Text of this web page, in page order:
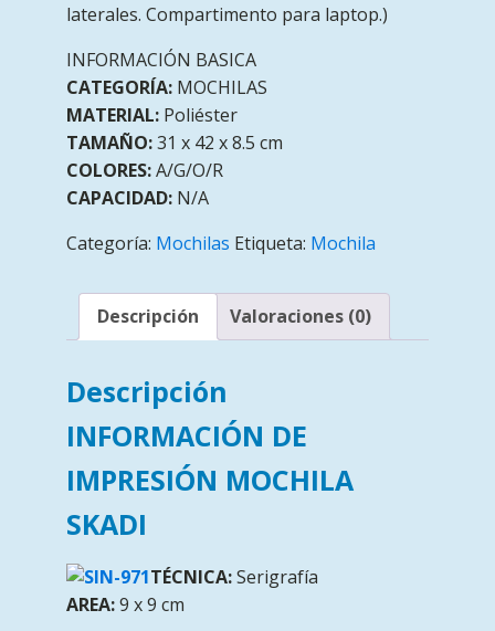
laterales. Compartimento para laptop.)
INFORMACIÓN BASICA
CATEGORÍA: MOCHILAS
MATERIAL: Poliéster
TAMAÑO:31 x 42 x 8.5 cm
COLORES:A/G/O/R
CAPACIDAD: N/A
Categoría: Mochilas Etiqueta: Mochila
Descripción Valoraciones (0)
Descripción
INFORMACIÓN DE
IMPRESIÓN MOCHILA
SKADI
TÉCNICA:Serigrafía
AREA:9 x 9 cm